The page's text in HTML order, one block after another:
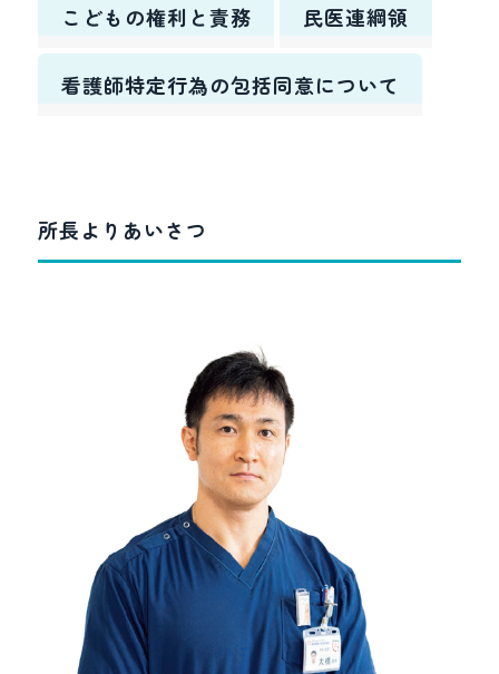
こどもの権利と責務 民医連綱領
看護師特定行為の包括同意について
所長よりあいさつ